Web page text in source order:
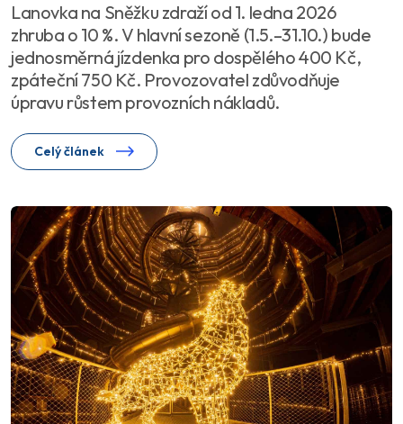
Lanovka na Sněžku zdraží od 1. ledna 2026
zhruba o 10 %. V hlavní sezoně (1.5.–31.10.) bude
jednosměrná jízdenka pro dospělého 400 Kč,
zpáteční 750 Kč. Provozovatel zdůvodňuje
úpravu růstem provozních nákladů.
Celý článek